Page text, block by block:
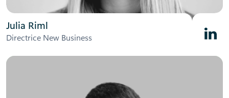
Julia Riml
Directrice New Business